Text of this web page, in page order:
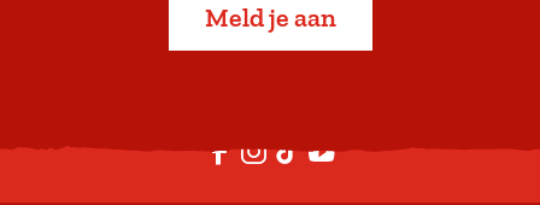
r
e
Meld je aan
F
I
T
Y